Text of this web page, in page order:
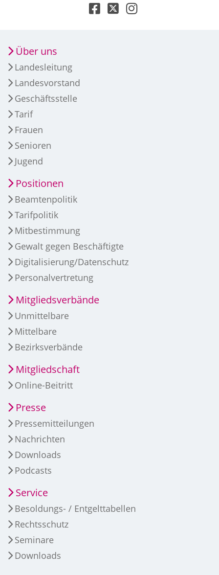
Über uns
Landesleitung
Landesvorstand
Geschäftsstelle
Tarif
Frauen
Senioren
Jugend
Positionen
Beamtenpolitik
Tarifpolitik
Mitbestimmung
Gewalt gegen Beschäftigte
Digitalisierung/Datenschutz
Personalvertretung
Mitgliedsverbände
Unmittelbare
Mittelbare
Bezirksverbände
Mitgliedschaft
Online-Beitritt
Presse
Pressemitteilungen
Nachrichten
Downloads
Podcasts
Service
Besoldungs- / Entgelttabellen
Rechtsschutz
Seminare
Downloads